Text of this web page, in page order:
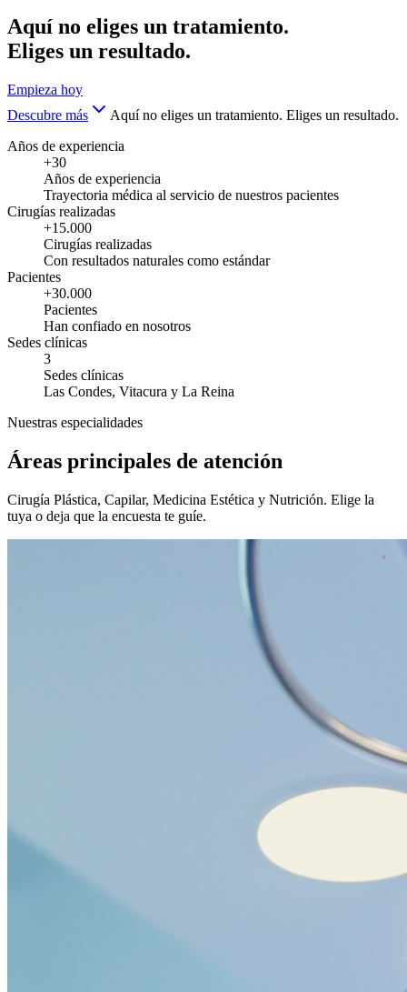
Aquí no eliges un tratamiento.
Eliges un resultado.
Empieza hoy
Descubre más
Aquí no eliges un tratamiento. Eliges un resultado.
Años de experiencia
+30
Años de experiencia
Trayectoria médica al servicio de nuestros pacientes
Cirugías realizadas
+15.000
Cirugías realizadas
Con resultados naturales como estándar
Pacientes
+30.000
Pacientes
Han confiado en nosotros
Sedes clínicas
3
Sedes clínicas
Las Condes, Vitacura y La Reina
Nuestras especialidades
Áreas principales de atención
Cirugía Plástica, Capilar, Medicina Estética y Nutrición. Elige la
tuya o deja que la encuesta te guíe.